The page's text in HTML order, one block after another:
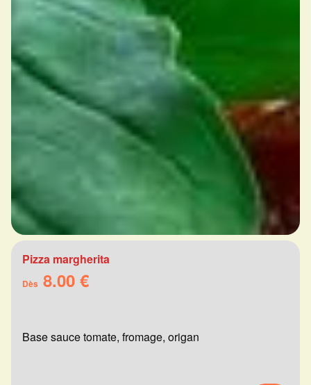
Pizza margherita
Dès 8.00 €
Base sauce tomate, fromage, origan